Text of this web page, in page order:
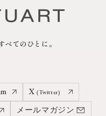
べてのひとに。
X (Twitter)
メールマガジン